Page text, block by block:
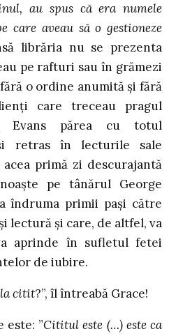
au spus că era numele
aveau să o gestioneze
librăria nu se prezenta
pe rafturi sau în grămezi
o ordine anumită și fără
care treceau pragul
Evans părea cu totul
retras în lecturile sale
primă zi descurajantă
pe tânărul George
îndruma primii pași către
lectură și care, de altfel, va
aprinde în sufletul fetei
de iubire.
la citit?”, îl întreabă Grace!
este: ”Cititul este (…) este ca